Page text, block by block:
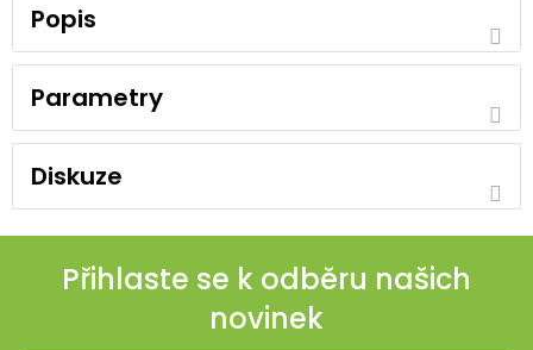
Popis
Parametry
Diskuze
Přihlaste se k odběru našich
novinek